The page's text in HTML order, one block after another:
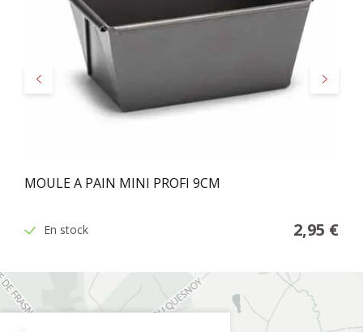
Précédent Suivant
MOULE A PAIN MINI PROFI 9CM
En stock 2,95 €